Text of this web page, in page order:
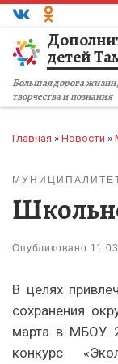
Перейти к
детей
Большая дорога
творчества и познания
Главная » Новости »
Опубликовано
В целях
сохранения
марта в МБОУ
конкурс